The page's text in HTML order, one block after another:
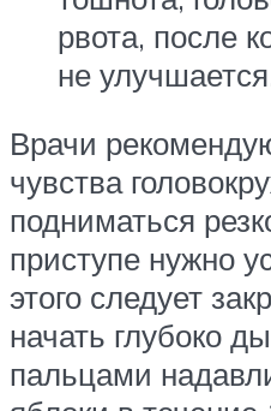
рвота, после
не
Врачи
чувства
подниматься
приступе нужно
этого следует
начать глубоко
пальцами